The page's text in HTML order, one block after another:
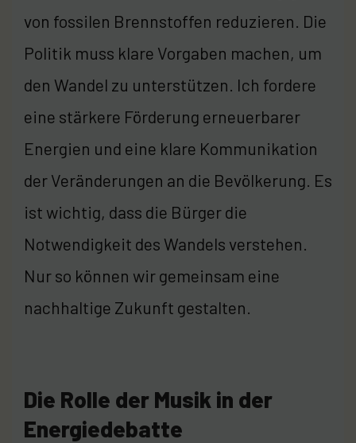
von fossilen Brennstoffen reduzieren. Die
Politik muss klare Vorgaben machen, um
den Wandel zu unterstützen. Ich fordere
eine stärkere Förderung erneuerbarer
Energien und eine klare Kommunikation
der Veränderungen an die Bevölkerung. Es
ist wichtig, dass die Bürger die
Notwendigkeit des Wandels verstehen.
Nur so können wir gemeinsam eine
nachhaltige Zukunft gestalten.
Die Rolle der Musik in der
Energiedebatte